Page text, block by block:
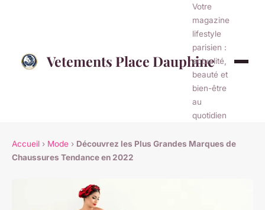
Vetements Place Dauphine
Votre
magazine
lifestyle
parisien :
actualité,
beauté et
bien-être
au
quotidien
Accueil › Mode › Découvrez les Plus Grandes Marques de
Chaussures Tendance en 2022